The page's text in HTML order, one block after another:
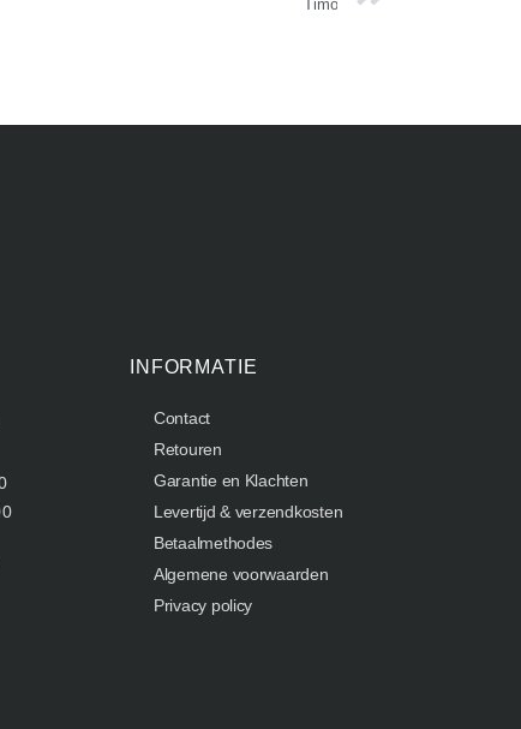
Timo
INFORMATIE
Contact
Retouren
Garantie en Klachten
Levertijd & verzendkosten
Betaalmethodes
Algemene voorwaarden
Privacy policy